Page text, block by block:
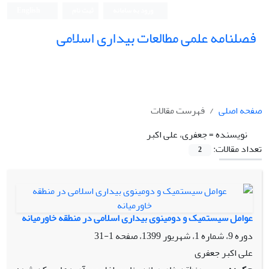
فصلنامه علمی مطالعات بیداری اسلامی
صفحه اصلی
فهرست مقالات
نویسنده =جعفری، علی اکبر
تعداد مقالات:
2
عوامل سیستمیک و دومینوی بیداری اسلامی در منطقه خاورمیانه
دوره 9، شماره 1، شهریور 1399، صفحه
1-31
علی اکبر جعفری